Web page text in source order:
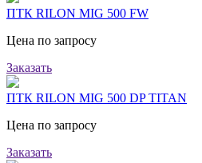
ПТК RILON MIG 500 FW
Цена по запросу
Заказать
ПТК RILON MIG 500 DP TITAN
Цена по запросу
Заказать